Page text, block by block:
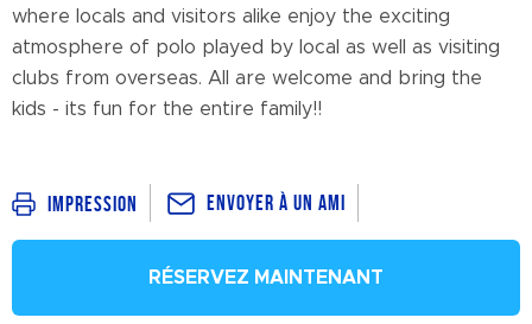
where locals and visitors alike enjoy the exciting
atmosphere of polo played by local as well as visiting
clubs from overseas. All are welcome and bring the
kids - its fun for the entire family!!
Impression Envoyer à un ami
RÉSERVEZ MAINTENANT